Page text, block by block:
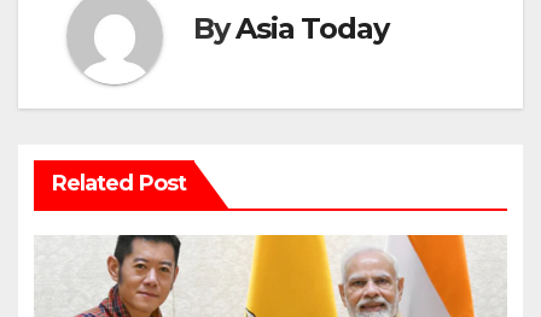
ByAsia Today
Related Post